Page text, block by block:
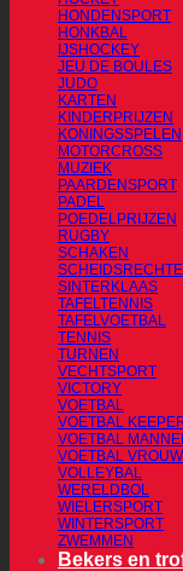
HONDENSPORT
HONKBAL
IJSHOCKEY
JEU DE BOULES
JUDO
KARTEN
KINDERPRIJZEN
KONINGSSPELEN
MOTORCROSS
MUZIEK
PAARDENSPORT
PADEL
POEDELPRIJZEN
RUGBY
SCHAKEN
SINTERKLAAS
TAFELTENNIS
TAFELVOETBAL
TENNIS
TURNEN
VECHTSPORT
VICTORY
VOETBAL
VOETBAL
VOETBAL
VOETBAL
VOLLEYBAL
WERELDBOL
WIELERSPORT
WINTERSPORT
ZWEMMEN
Bekers en